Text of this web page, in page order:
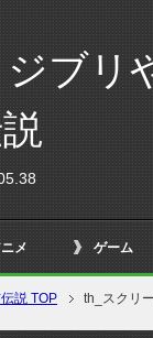
ブリ
メ ゲーム
説 TOP th_スクリ